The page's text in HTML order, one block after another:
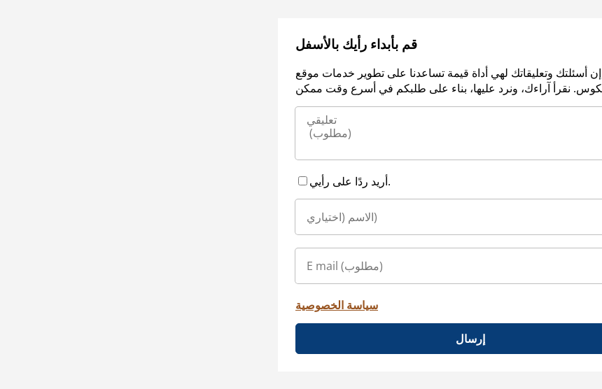
قم بأبداء رأيك بالأسفل
إن أسئلتك وتعليقاتك لهي أداة قيمة تساعدنا على تطوير خدمات موقع
أريد ردًا على رأيي.
سياسة الخصوصية
إرسال